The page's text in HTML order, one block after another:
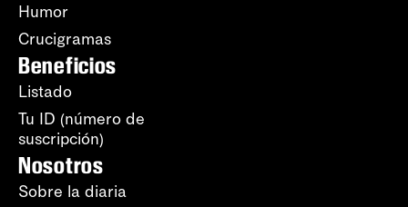
Humor
Crucigramas
Beneficios
Listado
Tu ID (número de
suscripción)
Nosotros
Sobre la diaria